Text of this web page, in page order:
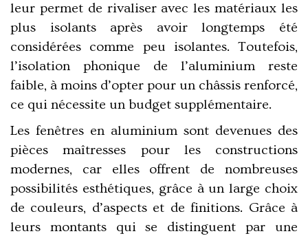
leur permet de rivaliser avec les matériaux les
plus isolants après avoir longtemps été
considérées comme peu isolantes. Toutefois,
l’isolation phonique de l’aluminium reste
faible, à moins d’opter pour un châssis renforcé,
ce qui nécessite un budget supplémentaire.
Les fenêtres en aluminium sont devenues des
pièces maîtresses pour les constructions
modernes, car elles offrent de nombreuses
possibilités esthétiques, grâce à un large choix
de couleurs, d’aspects et de finitions. Grâce à
leurs montants qui se distinguent par une